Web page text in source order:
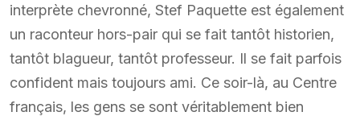
interprète chevronné, Stef Paquette est également
un raconteur hors-pair qui se fait tantôt historien,
tantôt blagueur, tantôt professeur. Il se fait parfois
confident mais toujours ami. Ce soir-là, au Centre
français, les gens se sont véritablement bien